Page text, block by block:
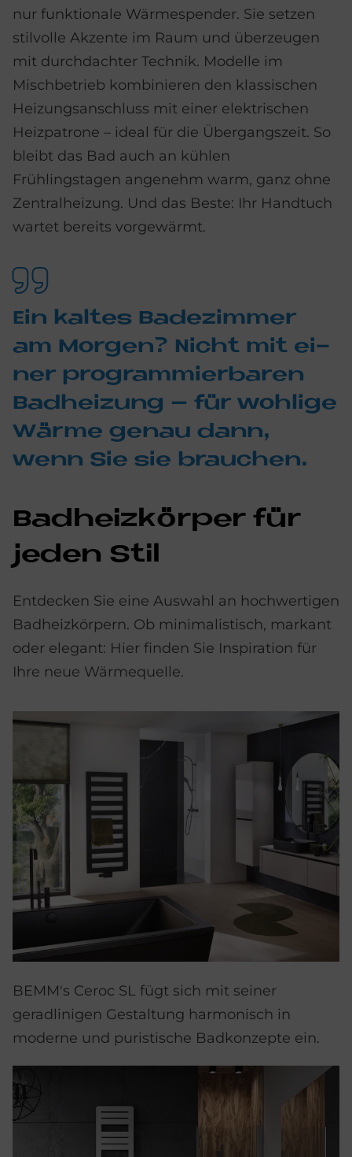
nur funktionale Wärmespender. Sie setzen
stilvolle Akzente im Raum und überzeugen
mit durchdachter Technik. Modelle im
Mischbetrieb kombinieren den klassischen
Heizungsanschluss mit einer elektrischen
Heizpatrone – ideal für die Übergangszeit. So
bleibt das Bad auch an kühlen
Frühlingstagen angenehm warm, ganz ohne
Zentralheizung. Und das Beste: Ihr Handtuch
wartet bereits vorgewärmt.
Ein kal­tes Ba­de­zim­mer
am Mor­gen? Nicht mit ei­
ner pro­gram­mier­ba­ren
Bad­hei­zung – für woh­li­ge
Wär­me ge­nau dann,
wenn Sie sie brau­chen.
Bad­heiz­kör­per für
je­den Stil
Entdecken Sie eine Auswahl an hochwertigen
Badheizkörpern. Ob minimalistisch, markant
oder elegant: Hier finden Sie Inspiration für
Ihre neue Wärmequelle.
BEMM's Ceroc SL fügt sich mit seiner
geradlinigen Gestaltung harmonisch in
moderne und puristische Badkonzepte ein.